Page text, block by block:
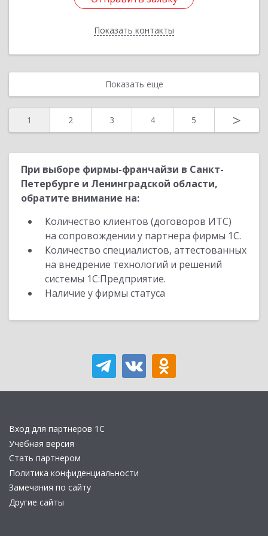
Показать контакты
Назад
Показать еще
1 2 3 4 5 >
При выборе фирмы-франчайзи в Санкт-
Петербурге и Ленинградской области,
обратите внимание на:
Количество клиентов (договоров ИТС)
на сопровождении у партнера фирмы 1С.
Количество специалистов, аттестованных
на внедрение технологий и решений
системы 1С:Предприятие.
Наличие у фирмы статуса
Вход для партнеров 1С
Учебная версия
Стать партнером
Политика конфиденциальности
Замечания по сайту
Другие сайты